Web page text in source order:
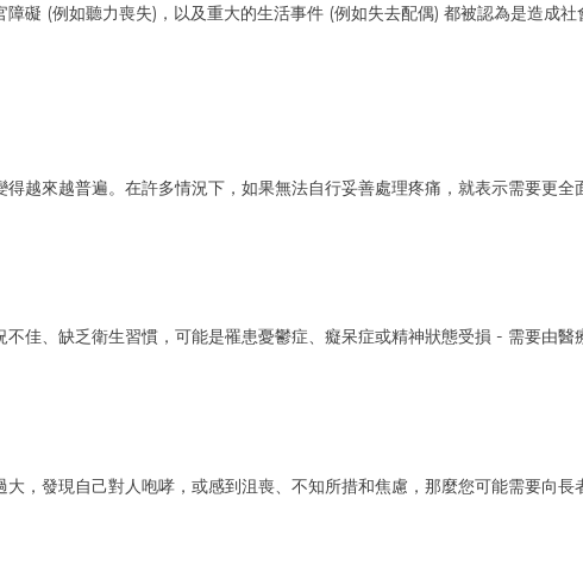
礙 (例如聽力喪失)，以及重大的生活事件 (例如失去配偶) 都被認為是造成
越來越普遍。在許多情況下，如果無法自行妥善處理疼痛，就表示需要更全
佳、缺乏衛生習慣，可能是罹患憂鬱症、癡呆症或精神狀態受損 - 需要由醫
大，發現自己對人咆哮，或感到沮喪、不知所措和焦慮，那麼您可能需要向